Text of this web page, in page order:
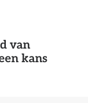
van
kans